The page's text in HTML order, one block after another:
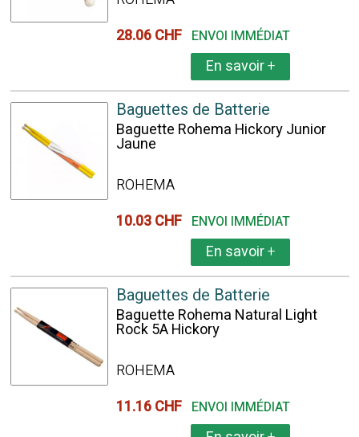
28.06 CHF ENVOI IMMÉDIAT
En savoir+
Baguettes de Batterie
Baguette Rohema Hickory Junior
Jaune
ROHEMA
10.03 CHF ENVOI IMMÉDIAT
En savoir+
Baguettes de Batterie
Baguette Rohema Natural Light
Rock 5A Hickory
ROHEMA
11.16 CHF ENVOI IMMÉDIAT